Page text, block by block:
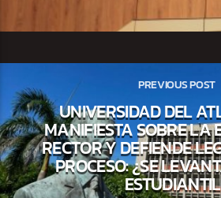
PREVIOUS POST
UNIVERSIDAD DEL
MANIFIESTA SOBRE LA
RECTOR Y DEFIENDE
PROCESO: ¿SE